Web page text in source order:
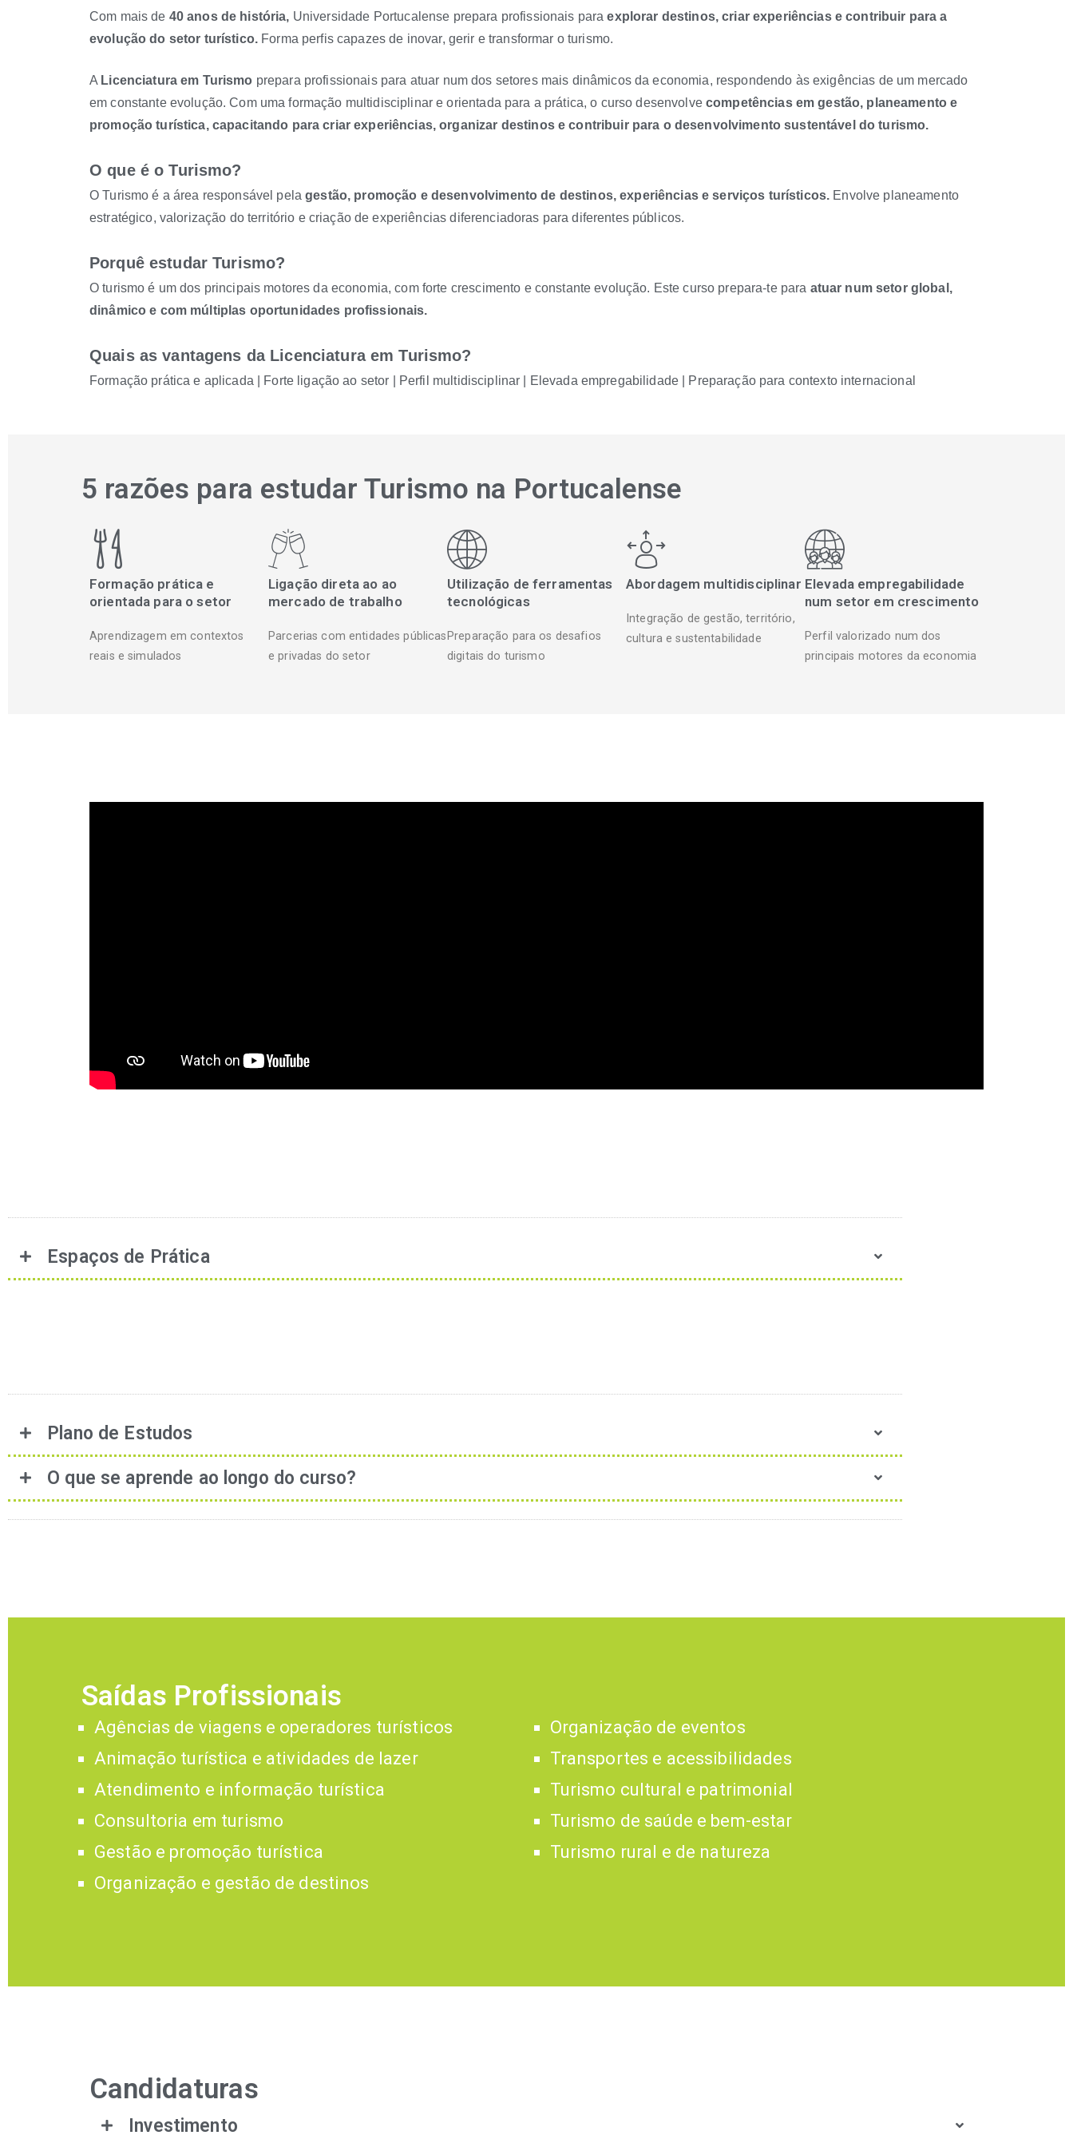
Com mais de 40 anos de história, Universidade Portucalense prepara profissionais paraexplorar destinos, criar experiências e contribuir para a
evolução do setor turístico. Forma perfis capazes de inovar, gerir e transformar o turismo.
A Licenciatura em Turismo prepara profissionais para atuar num dos setores mais dinâmicos da economia, respondendo às exigências de um mercado
em constante evolução. Com uma formação multidisciplinar e orientada para a prática, o curso desenvolve competências em gestão, planeamento e
promoção turística, capacitando para criar experiências, organizar destinos e contribuir para o desenvolvimento sustentável do turismo.
O que é o Turismo?
O Turismo é a área responsável pelagestão, promoção e desenvolvimento de destinos, experiências e serviços turísticos. Envolve planeamento
estratégico, valorização do território e criação de experiências diferenciadoras para diferentes públicos.
Porquê estudar Turismo?
O turismo é um dos principais motores da economia, com forte crescimento e constante evolução. Este curso prepara-te para atuar num setor global,
dinâmico e com múltiplas oportunidades profissionais.
Quais as vantagens da Licenciatura em Turismo?
Formação prática e aplicada | Forte ligação ao setor | Perfil multidisciplinar | Elevada empregabilidade | Preparação para contexto internacional
5 razões para estudar Turismo na Portucalense
Formação prática e
orientada para o setor
Aprendizagem em contextos
reais e simulados
Ligação direta ao ao
mercado de trabalho
Parcerias com entidades públicas
e privadas do setor
Utilização de ferramentas
tecnológicas
Preparação para os desafios
digitais do turismo
Abordagem multidisciplinar
Integração de gestão, território,
cultura e sustentabilidade
Elevada empregabilidade
num setor em crescimento
Perfil valorizado num dos
principais motores da economia
Espaços de Prática
Plano de Estudos
O que se aprende ao longo do curso?
Saídas Profissionais
Agências de viagens e operadores turísticos
Animação turística e atividades de lazer
Atendimento e informação turística
Consultoria em turismo
Gestão e promoção turística
Organização e gestão de destinos
Organização de eventos
Transportes e acessibilidades
Turismo cultural e patrimonial
Turismo de saúde e bem-estar
Turismo rural e de natureza
Candidaturas
Investimento